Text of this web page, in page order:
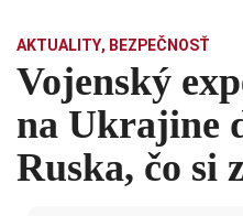
AKTUALITY, BEZPEČNOSŤ
Vojenský
na Ukrajine
Ruska, čo si